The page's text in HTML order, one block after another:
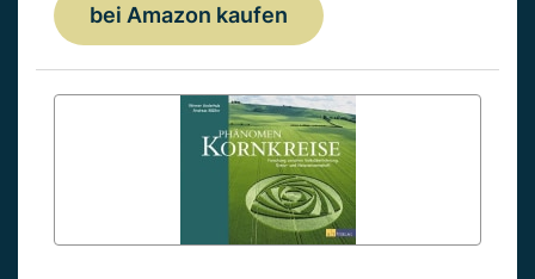
bei Amazon kaufen